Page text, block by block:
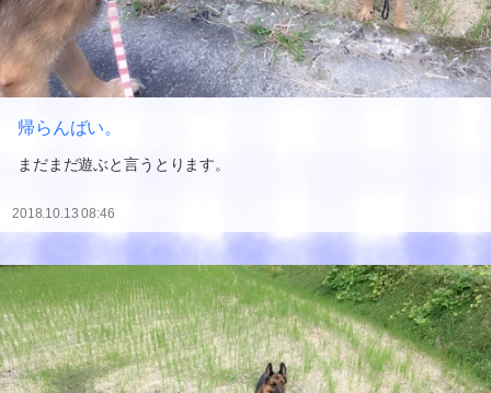
帰らんばい。
まだまだ遊ぶと言うとります。
2018.10.13 08:46